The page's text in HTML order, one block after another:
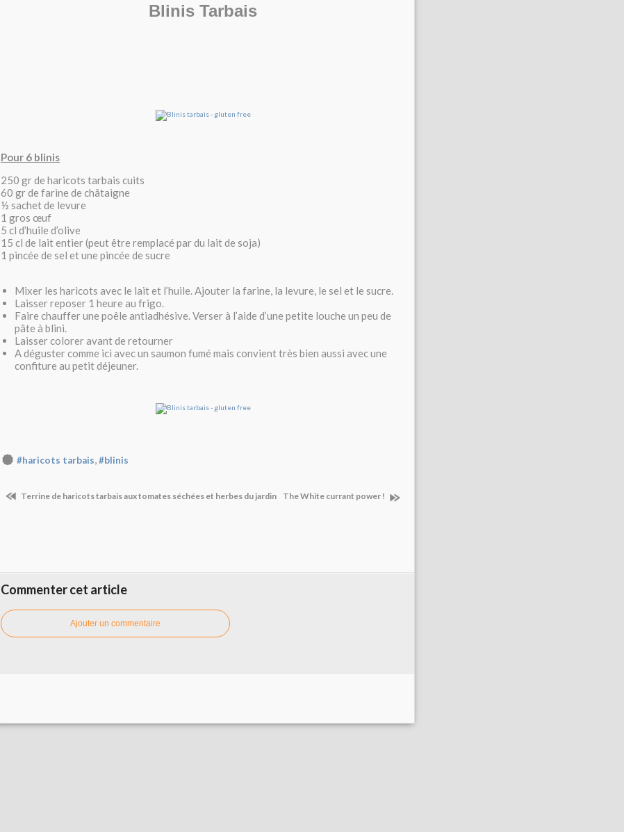
Blinis Tarbais
Pour 6 blinis
250 gr de haricots tarbais cuits
60 gr de farine de châtaigne
½ sachet de levure
1 gros œuf
5 cl d’huile d’olive
15 cl de lait entier (peut être remplacé par du lait de soja)
1 pincée de sel et une pincée de sucre
Mixer les haricots avec le lait et l’huile. Ajouter la farine, la levure, le sel et le sucre.
Laisser reposer 1 heure au frigo.
Faire chauffer une poêle antiadhésive. Verser à l’aide d’une petite louche un peu de
pâte à blini.
Laisser colorer avant de retourner
A déguster comme ici avec un saumon fumé mais convient très bien aussi avec une
confiture au petit déjeuner.
#haricots tarbais,#blinis
Terrine de haricots tarbais aux tomates séchées et herbes du jardin The White currant power !
Commenter cet article
Ajouter un commentaire